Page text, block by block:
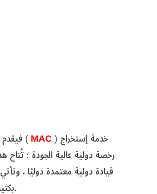
فيقدم(MAC) خدمة إستخراج
رخصة دولية عالية الجودة ؛ تُتاح
قيادة دولية معتمدة دوليًا ،
بكتيب يوضح تفاصيلها.